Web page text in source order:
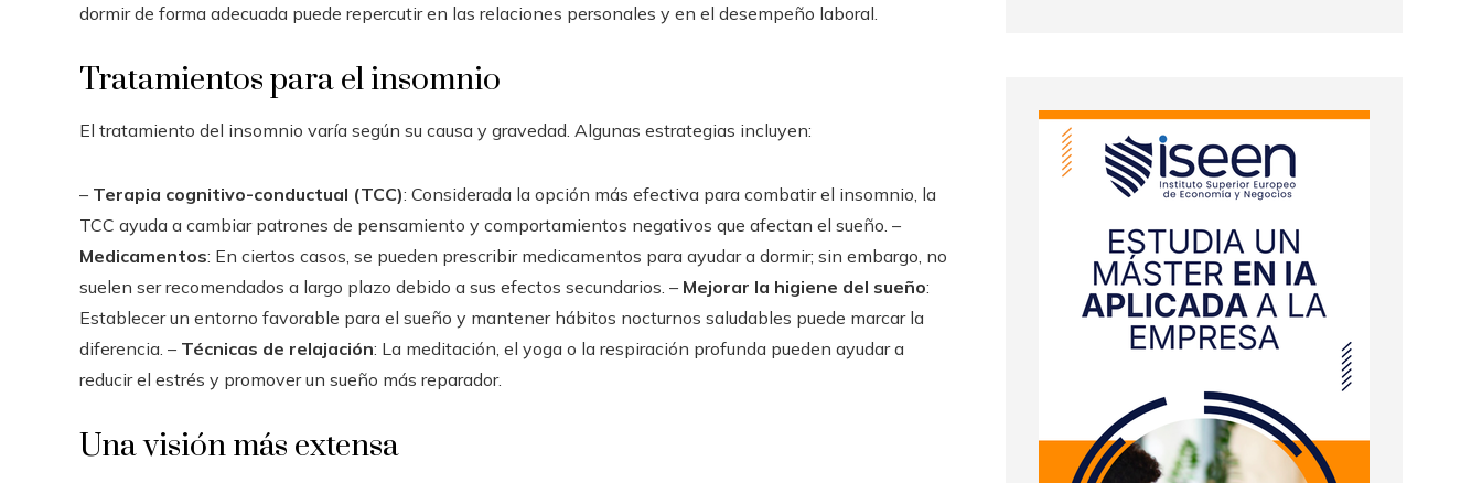
dormir de forma adecuada puede repercutir en las relaciones personales y en el desempeño laboral.
Tratamientos para el insomnio
El tratamiento del insomnio varía según su causa y gravedad. Algunas estrategias incluyen:
– Terapia cognitivo-conductual (TCC): Considerada la opción más efectiva para combatir el insomnio, la
TCC ayuda a cambiar patrones de pensamiento y comportamientos negativos que afectan el sueño. –
Medicamentos: En ciertos casos, se pueden prescribir medicamentos para ayudar a dormir; sin embargo, no
suelen ser recomendados a largo plazo debido a sus efectos secundarios. – Mejorar la higiene del sueño:
Establecer un entorno favorable para el sueño y mantener hábitos nocturnos saludables puede marcar la
diferencia. – Técnicas de relajación: La meditación, el yoga o la respiración profunda pueden ayudar a
reducir el estrés y promover un sueño más reparador.
Una visión más extensa